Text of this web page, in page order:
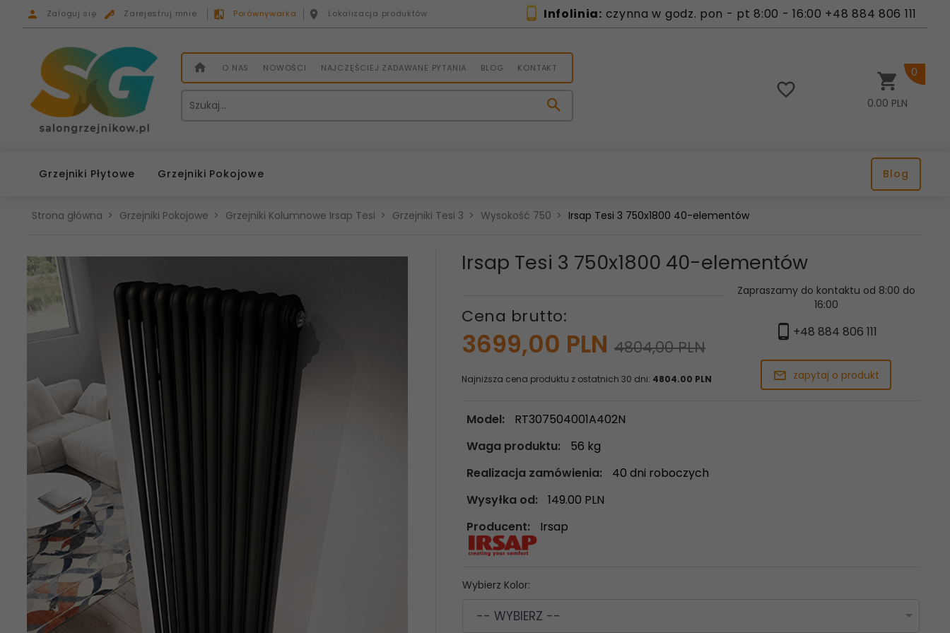
Zaloguj się Zarejestruj mnie Porównywarka Lokalizacja produktów Infolinia: czynna w godz. pon - pt 8:00 - 16:00 +48 884 806 111
O NAS NOWOŚCI NAJCZĘŚCIEJ ZADAWANE PYTANIA BLOG KONTAKT
0.00 PLN
0
Grzejniki Płytowe Grzejniki Pokojowe Blog
Strona główna Grzejniki Pokojowe Grzejniki Kolumnowe Irsap Tesi Grzejniki Tesi 3 Wysokość 750 Irsap Tesi 3 750x1800 40-elementów
Irsap Tesi 3 750x1800 40-elementów
Cena brutto:
3699,00 PLN 4804,00 PLN
Najniższa cena produktu z ostatnich 30 dni: 4804.00 PLN
Zapraszamy do kontaktu od 8:00 do
16:00
+48 884 806 111
zapytaj o produkt
Model:
RT307504001A402N
Waga produktu:
56 kg
Realizacja zamówienia:
40 dni roboczych
Wysyłka od:
149.00 PLN
Producent:
Irsap
Wybierz Kolor:
-- WYBIERZ --